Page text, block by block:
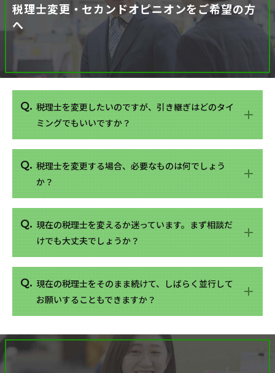
税理士変更・セカンドオピニオンをご希望の方
へ
税理士を変更したいのですが、引き継ぎはどのタイ
ミングでもいいですか？
税理士を変更する場合、必要なものは何でしょう
か？
現在の税理士を変えるか迷っています。まず相談だ
けでも大丈夫でしょうか？
現在の税理士をそのまま続けて、しばらく並行して
お願いすることもできますか？